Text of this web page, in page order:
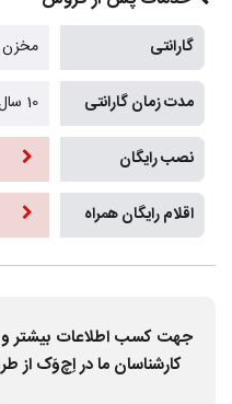
گارانتی مخزن
مدت زمان گارانتی 10 سال
نصب رایگان
اقلام رایگان همراه
جهت کسب اطلاعات بیشتر و
کارشناسان ما در اِچ‌وَک از